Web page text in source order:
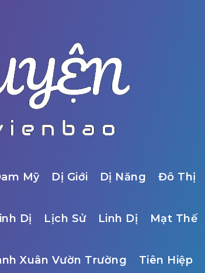
Mỹ Dị Giới Dị Năng Đô Thị
Dị Lịch Sử Linh Dị Mạt Thế
Xuân Vườn Trường Tiên Hiệp